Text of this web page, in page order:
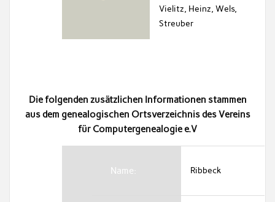
Vielitz, Heinz, Wels,
Streuber
Die folgenden zusätzlichen Informationen stammen
aus dem genealogischen Ortsverzeichnis des Vereins
für Computergenealogie e.V
Name: Ribbeck